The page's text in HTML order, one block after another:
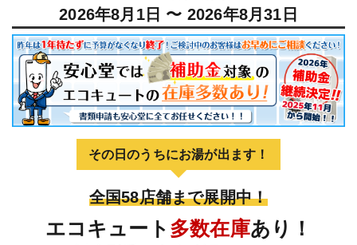
2026年8月1日 〜 2026年8月31日
その日のうちにお湯が出ます！
全国58店舗まで展開中！
エコキュート 多数在庫あり！